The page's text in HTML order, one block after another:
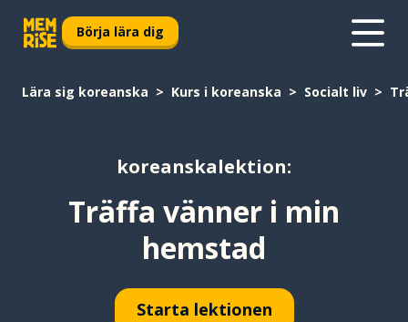
Börja lära dig
Lära sig koreanska Kurs i koreanska Socialt liv
koreanskalektion:
Träffa vänner i min
hemstad
Starta lektionen